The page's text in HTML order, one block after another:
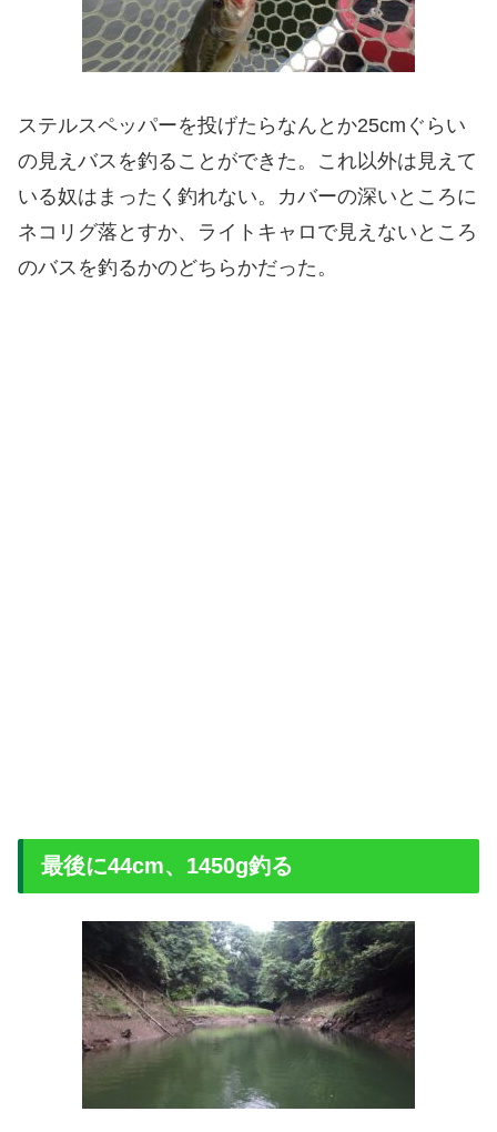
ステルスペッパーを投げたらなんとか25cmぐらい
の見えバスを釣ることができた。これ以外は見えて
いる奴はまったく釣れない。カバーの深いところに
ネコリグ落とすか、ライトキャロで見えないところ
のバスを釣るかのどちらかだった。
最後に44cm、1450g釣る